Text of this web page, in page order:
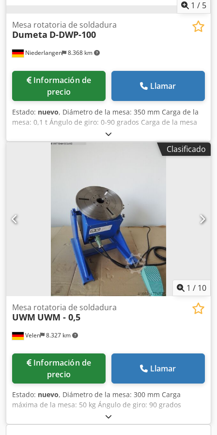
1 / 5
Niederlangen 8.368 km
Mesa rotatoria de soldadura
Dumeta D-DWP-100
Información de
precio
Llamar
Estado: nuevo, Diámetro de la mesa: 350 mm Carga de la
mesa: 0,1 t Ángulo de giro: 0-90 grados Carga de la mesa
en posición horizontal: 100 kg Carga de la mesa en
posición vertical: 50 kg Dcjdpfx Ajgvkk Nem Ask Diámetro
del orificio: 30 mm Velocidad de rotación de la mesa: 0,5 -
giratoria y basculante con orificio para girar, inclinar y
soldar piezas pequeñas de hasta 100 kg. - Eje de giro e
inclinación - Velocidad regulable de forma continua -
Modelo compacto - Incluye pedal
Clasificado
1 / 10
Velen 8.327 km
Mesa rotatoria de soldadura
UWM UWM - 0,5
Información de
precio
Llamar
Estado: nuevo, Diámetro de la mesa: 300 mm Carga
máxima de la mesa: 50 kg Ángulo de giro: 90 grados
Velocidad: 1-12, ajustable de forma continua (RPM) Carga
vertical máxima de la mesa: 50 kg Potencia total requerida: